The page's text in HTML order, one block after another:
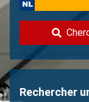
Rechercher